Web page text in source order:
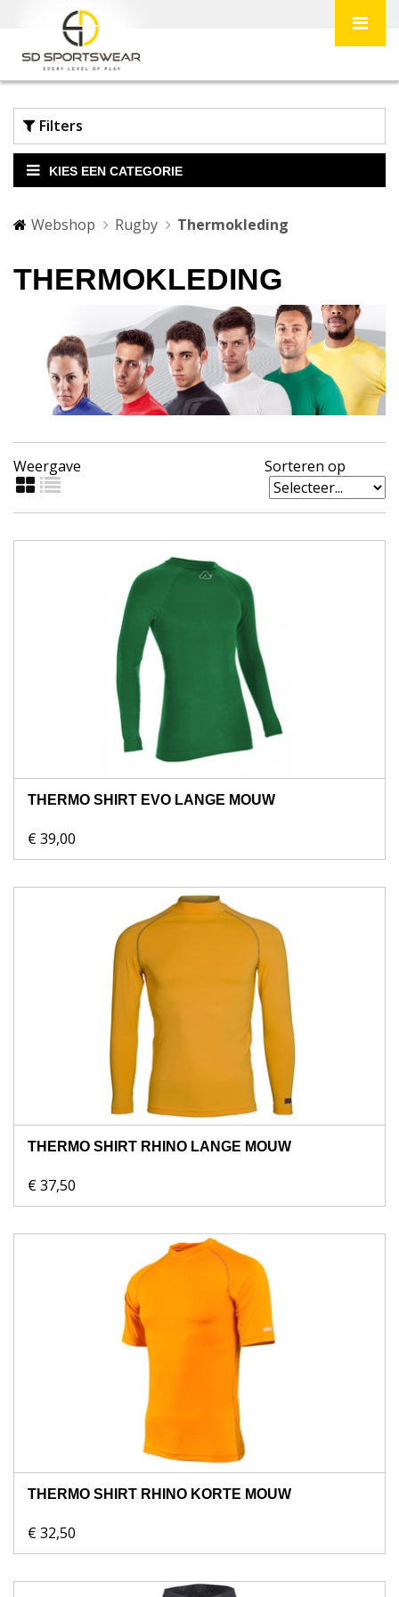
Filters
KIES EEN CATEGORIE
Webshop Rugby Thermokleding
THERMOKLEDING
Weergave Sorteren op
THERMO SHIRT EVO LANGE MOUW
€ 39,00
THERMO SHIRT RHINO LANGE MOUW
€ 37,50
THERMO SHIRT RHINO KORTE MOUW
€ 32,50